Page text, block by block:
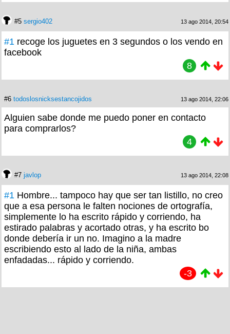
#5 sergio402 13 ago 2014, 20:54
#1 recoge los juguetes en 3 segundos o los vendo en
facebook
8
#6 todoslosnicksestancojidos 13 ago 2014, 22:06
Alguien sabe donde me puedo poner en contacto
para comprarlos?
4
#7 javlop 13 ago 2014, 22:08
#1 Hombre... tampoco hay que ser tan listillo, no creo
que a esa persona le falten nociones de ortografía,
simplemente lo ha escrito rápido y corriendo, ha
estirado palabras y acortado otras, y ha escrito bo
donde debería ir un no. Imagino a la madre
escribiendo esto al lado de la niña, ambas
enfadadas... rápido y corriendo.
-3